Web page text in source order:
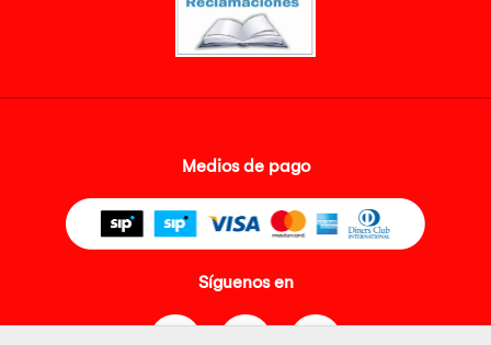
Medios de pago
Síguenos en